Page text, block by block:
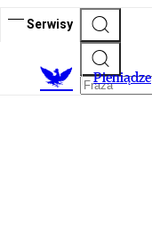
Serwisy
Pieniądze